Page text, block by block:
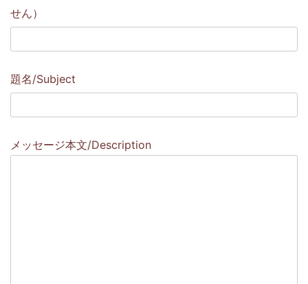
せん）
題名/Subject
メッセージ本文/Description